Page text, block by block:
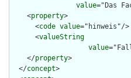
value="Das
    <
property>
      <
code value="hinweis"/>
      <
valueString
value
    </
property>
  </
concept>